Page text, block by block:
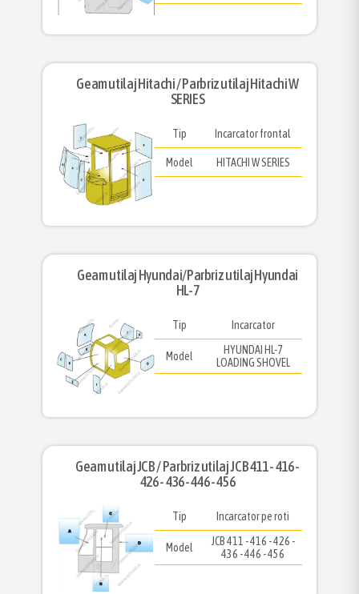
Geam utilaj Hitachi / Parbriz utilaj Hitachi W
SERIES
Tip Incarcator frontal
Model HITACHI W SERIES
Geam utilaj Hyundai/Parbriz utilaj Hyundai
HL-7
Tip Incarcator
Model
HYUNDAI HL-7
LOADING SHOVEL
Geam utilaj JCB / Parbriz utilaj JCB 411 - 416 -
426 - 436 - 446 - 456
Tip Incarcator pe roti
Model
JCB 411 - 416 - 426 -
436 - 446 - 456